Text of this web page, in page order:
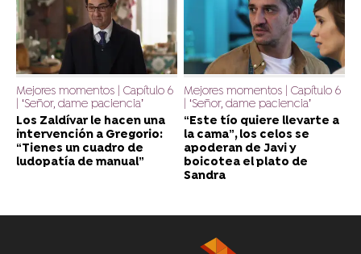
Mejores momentos | Capítulo 6
| ‘Señor, dame paciencia’
Los Zaldívar le hacen una
intervención a Gregorio:
“Tienes un cuadro de
ludopatía de manual”
Mejores momentos | Capítulo 6
| ‘Señor, dame paciencia’
“Este tío quiere llevarte a
la cama”, los celos se
apoderan de Javi y
boicotea el plato de
Sandra